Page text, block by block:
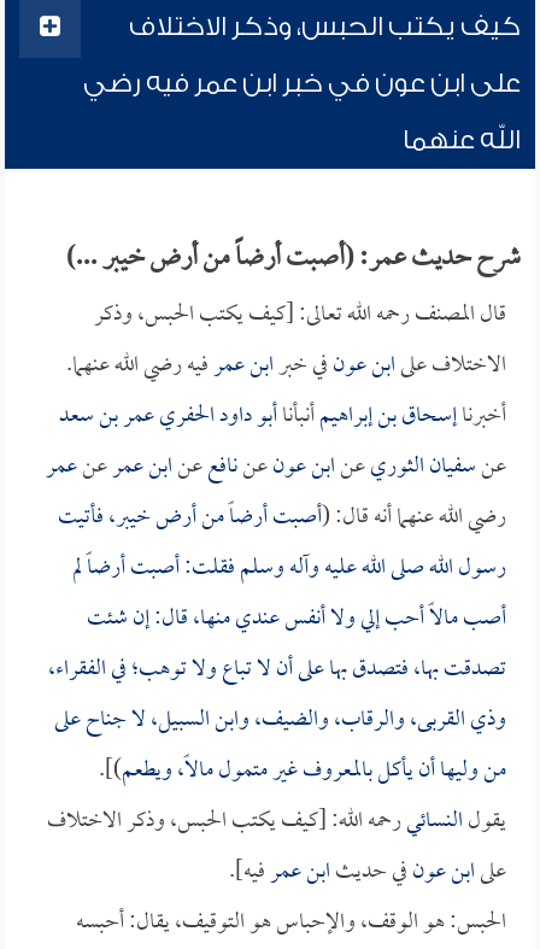
كيف يكتب الحبس، وذكر الاختلاف
على ابن عون في خبر ابن عمر فيه رضي
الله عنهما
شرح حديث عمر: (أصبت أرضاً من أرض خيبر ...)
قال المصنف رحمه الله تعالى: [كيف يكتب الحبس، وذكر
الاختلاف علىابن عونفي خبرابن عمرفيه رضي الله عنهما.
أخبرناإسحاق بن إبراهيمأنبأناأبو داود الحفري عمر بن سعد
عنسفيان الثوريعنابن عونعننافععنابن عمرعنعمر
رضي الله عنهما أنه قال: (أصبت أرضاً من أرض خيبر، فأتيت
رسول الله صلى الله عليه وآله وسلم فقلت: أصبت أرضاً لم
أصب مالاً أحب إلي ولا أنفس عندي منها، قال: إن شئت
تصدقت بها، فتصدق بها على أن لا تباع ولا توهب؛ في الفقراء،
وذي القربى، والرقاب، والضيف، وابن السبيل، لا جناح على
من وليها أن يأكل بالمعروف غير متمول مالاً، ويطعم)].
يقولالنسائيرحمه الله: [كيف يكتب الحبس، وذكر الاختلاف
علىابن عونفي حديثابن عمرفيه].
الحبس: هو الوقف، والإحباس هو التوقيف، يقال: أحبسه